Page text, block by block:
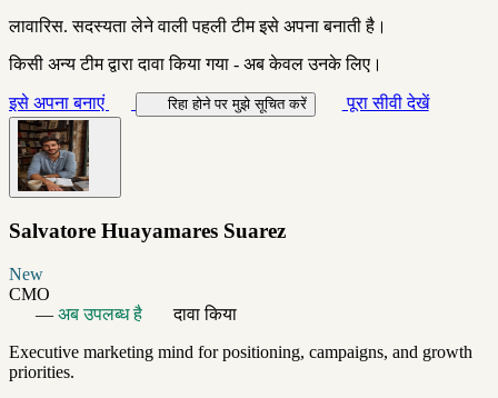
लावारिस. सदस्यता लेने वाली पहली टीम इसे अपना बनाती है।
किसी अन्य टीम द्वारा दावा किया गया - अब केवल उनके लिए।
इसे अपना बनाएं रिहा होने पर मुझे सूचित करें पूरा सीवी देखें
Salvatore Huayamares Suarez
New
CMO
— अब उपलब्ध है
दावा किया
Executive marketing mind for positioning, campaigns, and growth
priorities.